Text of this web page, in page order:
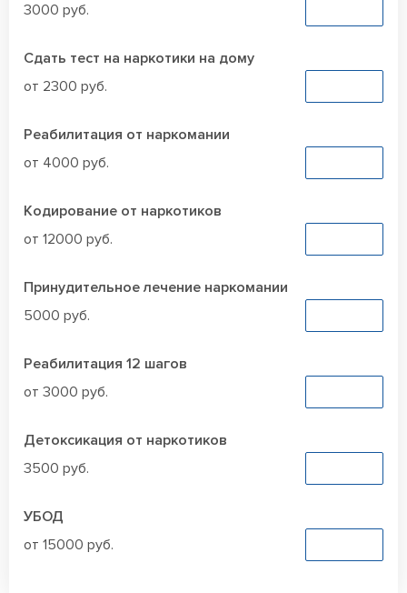
3000 руб.
Сдать тест на наркотики на дому
от 2300 руб.
Реабилитация от наркомании
от 4000 руб.
Кодирование от наркотиков
от 12000 руб.
Принудительное лечение наркомании
5000 руб.
Реабилитация 12 шагов
от 3000 руб.
Детоксикация от наркотиков
3500 руб.
УБОД
от 15000 руб.